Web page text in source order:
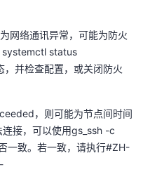
网络通讯异常，可能为防火
systemctl status
，并检查配置，或关闭防火
，则可能为节点间时间
接，可以使用gs_ssh -c
一致。若一致，请执行#ZH-